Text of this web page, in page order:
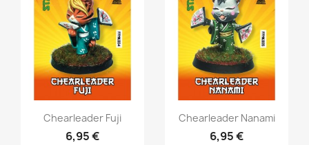
Vista rápida
Chearleader Fuji
6,95 €
Vista rápida
Chearleader Nanami
6,95 €